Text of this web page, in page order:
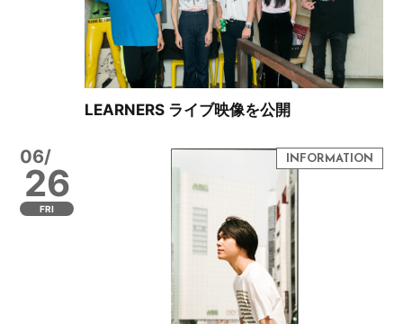
LEARNERS ライブ映像を公開
06/
26
FRI